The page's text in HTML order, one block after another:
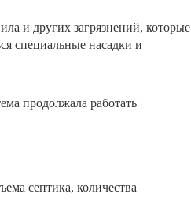
и других загрязнений, которые
специальные насадки и
продолжала работать
септика, количества